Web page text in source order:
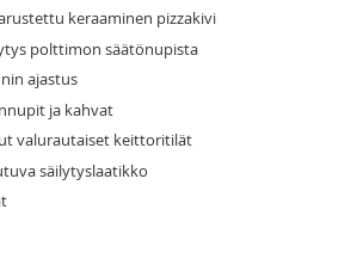
keraaminen pizzakivi
polttimon säätönupista
ajastus
ja kahvat
valurautaiset keittoritilät
säilytyslaatikko